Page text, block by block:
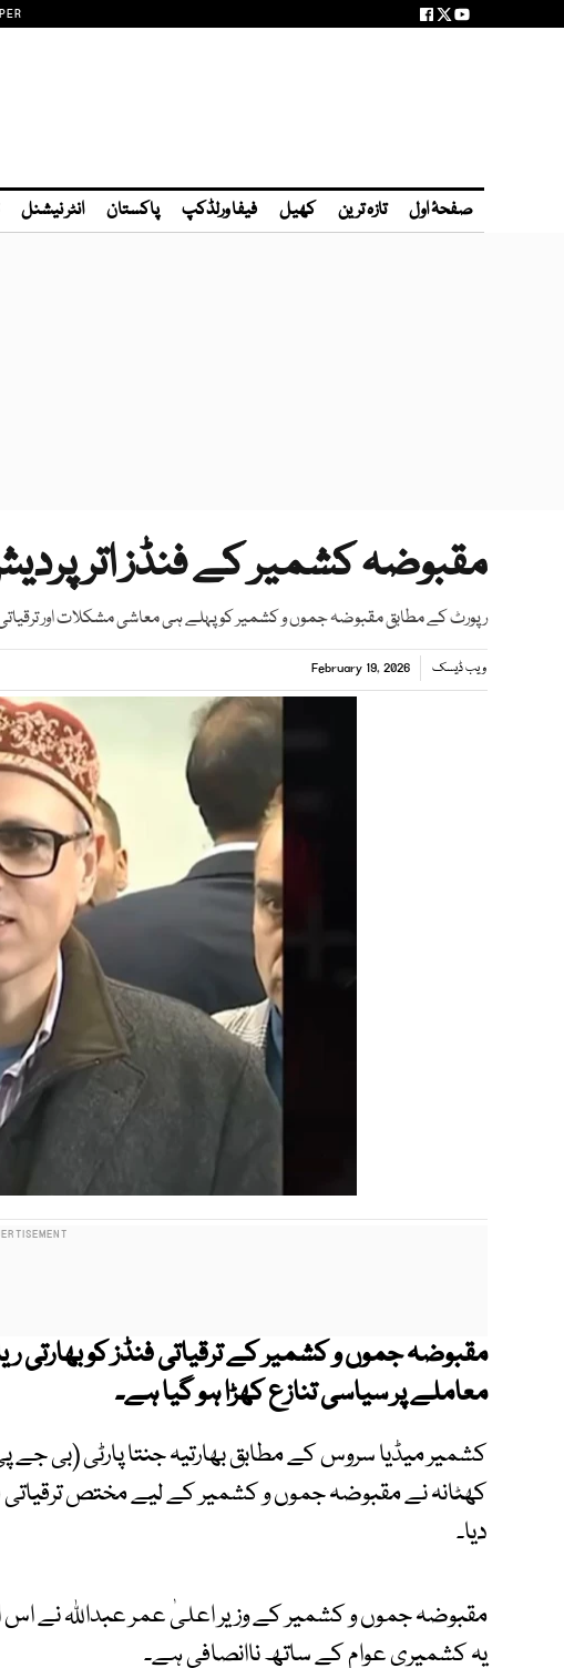
صفحۂ اول تازہ ترین کھیل فیفا ورلڈکپ پاکستان انٹر نیشنل
مقبوضہ کشمیر کے فنڈز
رپورٹ کے مطابق مقبوضہ جموں و کشمیر کو پہلے ہی معاشی مشکلات اور
ویب ڈیسک February 19, 2026
مقبوضہ جموں و کشمیر کے ترقیاتی فنڈز کو
معاملے پر سیاسی تنازع کھڑا ہو گیا ہے۔
کشمیر میڈیا سروس کے مطابق بھارتیہ جنتا پارٹی (بی
کھٹانہ نے مقبوضہ جموں و کشمیر کے لیے مختص ترقیاتی
دیا۔
مقبوضہ جموں و کشمیر کے وزیر اعلیٰ عمر عبداللہ نے اس
یہ کشمیری عوام کے ساتھ ناانصافی ہے۔